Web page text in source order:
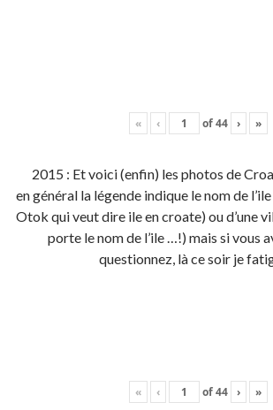
« ‹ of44 › »
2015 : Et voici (enfin) les photos de
en général la légende indique le nom de
Otok qui veut dire ile en croate) ou d’une
porte le nom de l’ile …!) mais si vous
questionnez, là ce soir je
« ‹ of44 › »